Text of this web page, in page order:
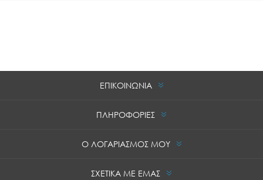
ΕΠΙΚΟΙΝΩΝΙΑ
ΠΛΗΡΟΦΟΡΙΕΣ
Ο ΛΟΓΑΡΙΑΣΜΟΣ ΜΟΥ
ΣΧΕΤΙΚΑ ΜΕ ΕΜΑΣ